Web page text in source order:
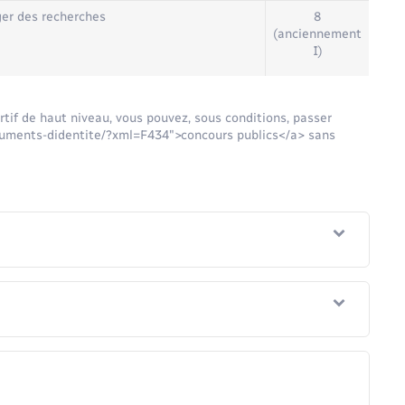
des recherches
8
(anciennement
I)
de haut niveau, vous pouvez, sous conditions, passer
didentite/?xml=F434">concours publics</a> sans